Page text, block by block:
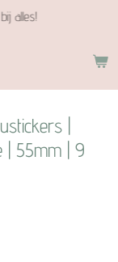
alles!
|
| 55mm | 9